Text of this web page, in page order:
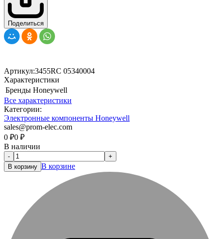
Поделиться
Артикул:3455RC 05340004
Характеристики
Бренды Honeywell
Все характеристики
Категории:
Электронные компоненты Honeywell
sales@prom-elec.com
0 ₽0 ₽
В наличии
-
+
В корзину В корзине